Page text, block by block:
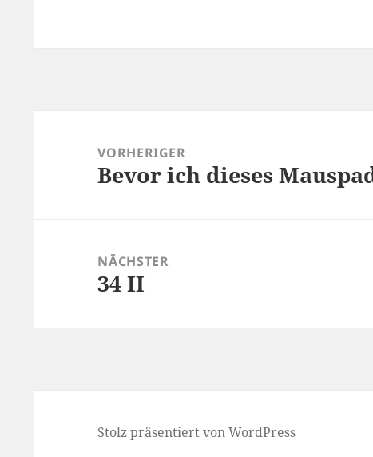
VORHERIGER
Vorheriger
Bevor ich dieses
NÄCHSTER
Nächster
34 II
Stolz präsentiert von WordPress